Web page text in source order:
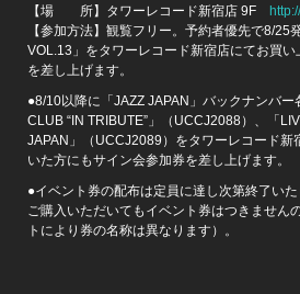
【場 所】タワーレコード新宿店 9F
【参加方法】観覧フリー。予約者優先で8/25
VOL.13」をタワーレコード新宿店にてお買
を差し上げます。
●8/10以降に「JAZZ JAPAN」バックナンバー
CLUB “IN TRIBUTE”」（UCCJ2088）、「
JAPAN」（UCCJ2089）をタワーレコード新
いた方にもサイン会参加券を差し上げます。
●イベント券の配布は定員に達し次第終了い
ご購入いただいてもイベント券はつきません
トにより券の名称は異なります）。